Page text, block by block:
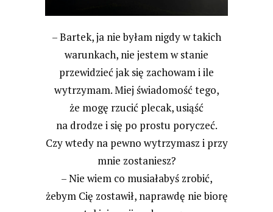
– Bartek, ja nie byłam nigdy w takich
warunkach, nie jestem w stanie
przewidzieć jak się zachowam i ile
wytrzymam. Miej świadomość tego,
że mogę rzucić plecak, usiąść
na drodze i się po prostu poryczeć.
Czy wtedy na pewno wytrzymasz i przy
mnie zostaniesz?
– Nie wiem co musiałabyś zrobić,
żebym Cię zostawił, naprawdę nie biorę